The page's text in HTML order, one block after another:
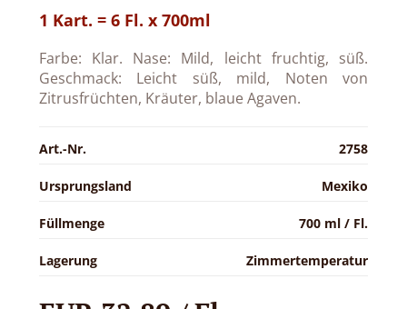
1 Kart. = 6 Fl. x 700ml
Farbe: Klar. Nase: Mild, leicht fruchtig, süß.
Geschmack: Leicht süß, mild, Noten von
Zitrusfrüchten, Kräuter, blaue Agaven.
Art.-Nr. 2758
Ursprungsland Mexiko
Füllmenge 700 ml / Fl.
Lagerung Zimmertemperatur